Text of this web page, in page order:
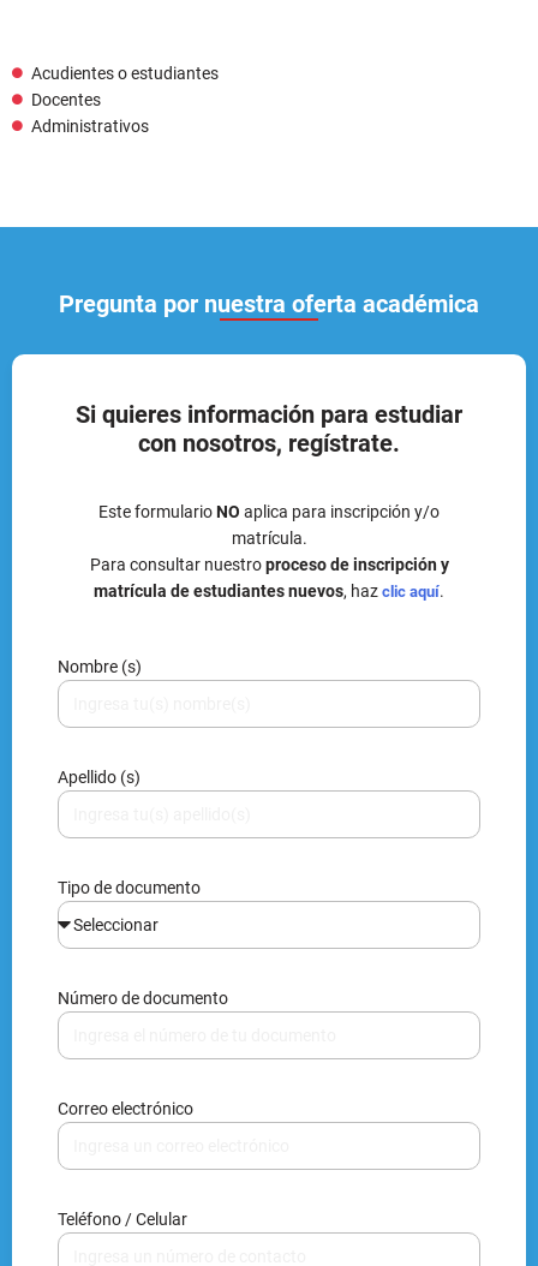
Acudientes o estudiantes
Docentes
Administrativos
Pregunta por nuestra oferta académica
Si quieres información para estudiar
con nosotros, regístrate.
Este formularioNO aplica para inscripción y/o
matrícula.
Para consultar nuestroproceso de inscripción y
matrícula de estudiantes nuevos, haz clic aquí.
Nombre (s)
Apellido (s)
Tipo de documento
Número de documento
Correo electrónico
Teléfono / Celular